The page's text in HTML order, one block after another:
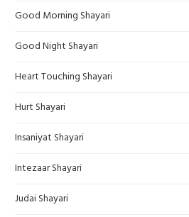
Good Morning Shayari
Good Night Shayari
Heart Touching Shayari
Hurt Shayari
Insaniyat Shayari
Intezaar Shayari
Judai Shayari